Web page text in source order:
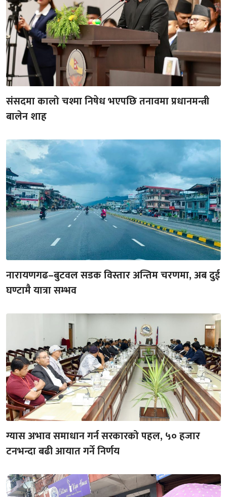
संसदमा कालो चश्मा निषेध भएपछि तनावमा प्रधानमन्त्री
बालेन शाह
नारायणगढ–बुटवल सडक विस्तार अन्तिम चरणमा, अब दुई
घण्टामै यात्रा सम्भव
ग्यास अभाव समाधान गर्न सरकारको पहल, ५० हजार
टनभन्दा बढी आयात गर्ने निर्णय